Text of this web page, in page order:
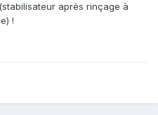
après rinçage à
!